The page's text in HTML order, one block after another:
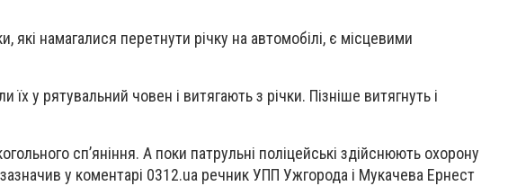
які намагалися перетнути річку на автомобілі, є місцевими
у рятувальний човен і витягають з річки. Пізніше витягнуть і
сп’яніння. А поки патрульні поліцейські здійснюють охорону
у коментарі 0312.ua речник УПП Ужгорода і Мукачева Ернест